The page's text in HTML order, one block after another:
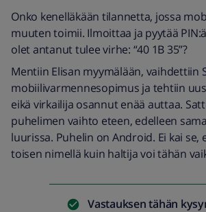
Onko kenelläkään tilannetta, jossa
muuten toimii. Ilmoittaa ja pyytää
olet antanut tulee virhe: “40 1B 35”?
Mentiin Elisan myymälään, vaihdettiin
mobiilivarmennesopimus ja tehtiin
eikä virkailija osannut enää auttaa.
puhelimen vaihto eteen, edelleen
luurissa. Puhelin on Android. Ei kai se,
toisen nimellä kuin haltija voi tähän
Vastauksen tähän